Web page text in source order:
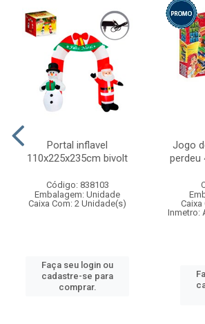
Portal inflavel
110x225x235cm bivolt
Código: 838103
Embalagem: Unidade
Caixa Com: 2 Unidade(s)
Faça seu login ou
cadastre-se para
comprar.
Jogo
perdeu
Caixa
Inmetro: